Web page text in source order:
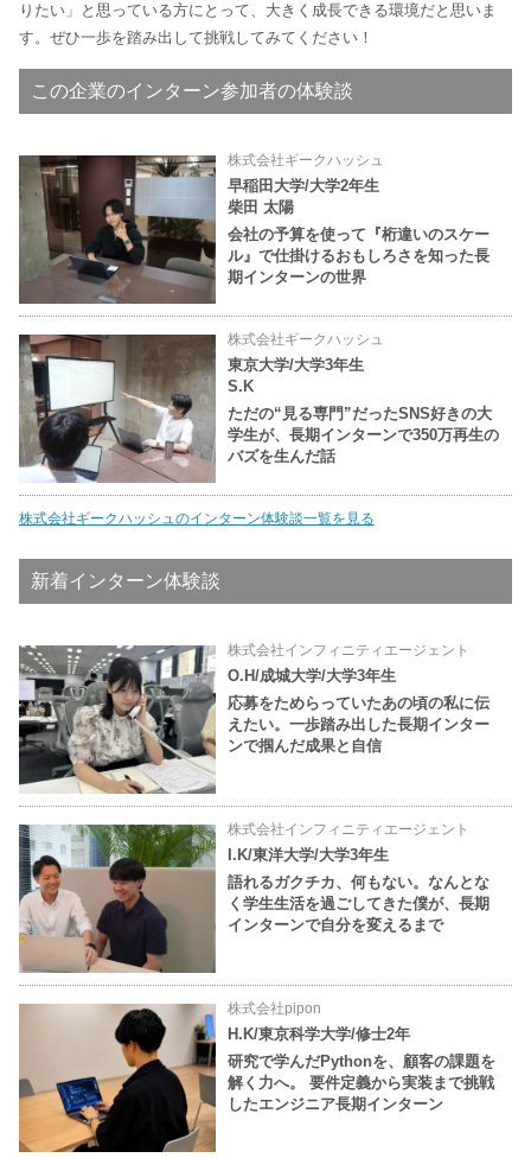
りたい」と思っている方にとって、大きく成長できる環境だと思いま
す。ぜひ一歩を踏み出して挑戦してみてください！
この企業のインターン参加者の体験談
株式会社ギークハッシュ
早稲田大学/大学2年生
柴田 太陽
会社の予算を使って『桁違いのスケー
ル』で仕掛けるおもしろさを知った長
期インターンの世界
株式会社ギークハッシュ
東京大学/大学3年生
S.K
ただの“見る専門”だったSNS好きの大
学生が、長期インターンで350万再生の
バズを生んだ話
株式会社ギークハッシュのインターン体験談一覧を見る
新着インターン体験談
株式会社インフィニティエージェント
O.H/成城大学/大学3年生
応募をためらっていたあの頃の私に伝
えたい。一歩踏み出した長期インター
ンで掴んだ成果と自信
株式会社インフィニティエージェント
I.K/東洋大学/大学3年生
語れるガクチカ、何もない。なんとな
く学生生活を過ごしてきた僕が、長期
インターンで自分を変えるまで
株式会社pipon
H.K/東京科学大学/修士2年
研究で学んだPythonを、顧客の課題を
解く力へ。 要件定義から実装まで挑戦
したエンジニア長期インターン